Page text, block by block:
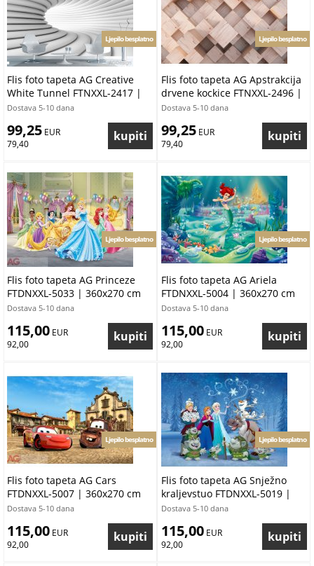
Flis foto tapeta AG Creative
White Tunnel FTNXXL-2417 |
360x270 cm
Ljepilo besplatno
Dostava 5-10 dana
99,25 EUR
79,40
Flis foto tapeta AG Apstrakcija
drvene kockice FTNXXL-2496 |
360x270 cm
Ljepilo besplatno
Dostava 5-10 dana
99,25 EUR
79,40
Flis foto tapeta AG Princeze
FTDNXXL-5033 | 360x270 cm
Ljepilo besplatno
Dostava 5-10 dana
115,00 EUR
92,00
Flis foto tapeta AG Ariela
FTDNXXL-5004 | 360x270 cm
Ljepilo besplatno
Dostava 5-10 dana
115,00 EUR
92,00
Flis foto tapeta AG Cars
FTDNXXL-5007 | 360x270 cm
Ljepilo besplatno
Dostava 5-10 dana
115,00 EUR
92,00
Flis foto tapeta AG Snježno
kraljevstuo FTDNXXL-5019 |
360x270 cm
Ljepilo besplatno
Dostava 5-10 dana
115,00 EUR
92,00